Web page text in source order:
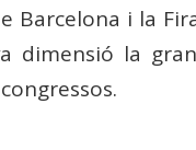
Barcelona i la
dimensió la